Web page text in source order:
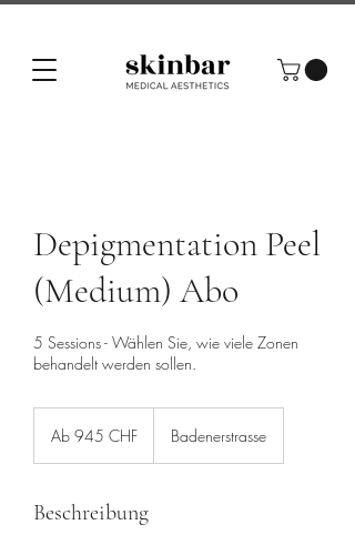
Depigmentation Peel
(Medium) Abo
5 Sessions - Wählen Sie, wie viele Zonen
behandelt werden sollen.
Schweizer
Ab 945 CHF Badenerstrasse
Beschreibung